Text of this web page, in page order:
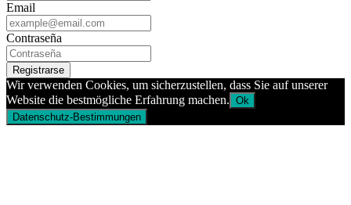
Email
Contraseña
Registrarse
Wir verwenden Cookies, um sicherzustellen, dass Sie auf unserer
Website die bestmögliche Erfahrung machen. Ok
Datenschutz-Bestimmungen